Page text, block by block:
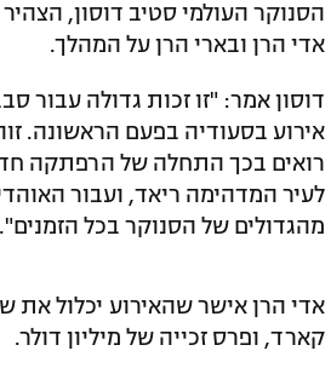
הסנוקר העולמי סטיב דוסון,
אדי הרן ובארי הרן על המהלך.
דוסון אמר: "זו זכות גדולה עבור
אירוע בסעודיה בפעם הראשונה.
רואים בכך התחלה של הרפתקה
לעיר המדהימה ריאד, ועבור
מהגדולים של הסנוקר בכל הזמנים".
אדי הרן אישר שהאירוע יכלול את
קארד, ופרס זכייה של מיליון דולר.